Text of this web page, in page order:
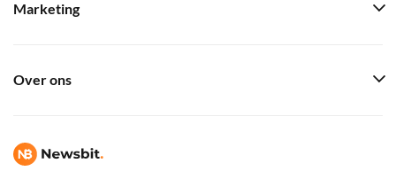
Marketing
Over ons